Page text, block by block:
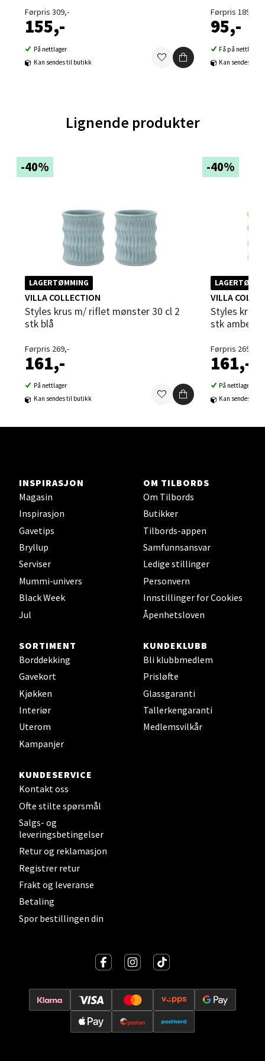
Førpris 309,-
155,-
På nettlager
Kan sendes til butikk
Førpris 189,-
95,-
Få på nettlager
Kan sendes til
Lignende produkter
-40%
LAGERTØMMING
VILLA COLLECTION
Styles krus m/ riflet mønster 30 cl 2
stk blå
Førpris 269,-
161,-
På nettlager
Kan sendes til butikk
-40%
VILLA
Styles krus m/ riflet mønster 30 cl 2
stk amber
Førpris 269,-
161,-
På nettlager
Kan sendes til
INSPIRASJON
Magasin
Inspirasjon
Gavetips
Bryllup
Serviser
Mummi-univers
Black Week
Jul
OM TILBORDS
Om Tilbords
Butikker
Tilbords-appen
Samfunnsansvar
Ledige stillinger
Personvern
Innstillinger for Cookies
Åpenhetsloven
SORTIMENT
Borddekking
Gavekort
Kjøkken
Interiør
Uterom
Kampanjer
KUNDEKLUBB
Bli klubbmedlem
Prisløfte
Glassgaranti
Tallerkengaranti
Medlemsvilkår
KUNDESERVICE
Kontakt oss
Ofte stilte spørsmål
Salgs- og
leveringsbetingelser
Retur og reklamasjon
Registrer retur
Frakt og leveranse
Betaling
Spor bestillingen din
0 i butikk
Velg
Ski Storsenter, Jernbanesvingen 6, 1400 Ski
0 i butikk
Sortland - Sortland Storsenter
Strangata 26, 8400 Sortland
Åpent i dag 10-19
0 i butikk
Velg
Steinkjer - Thon Senter Steinkjer
Leirvik - Stord
Torgbakken 2, 5401 Stord
Åpent i dag 10-17
Oslo - Thon Senter Storo
Åpent i dag 10-21
Lillehammer - Strandtorget
Strandtorget, 2609 Lillehammer
Åpent i dag 09-20
0 i butikk
Strømmen - Thon Senter Strømmen
Støperivn. 5, 2010 Strømmen